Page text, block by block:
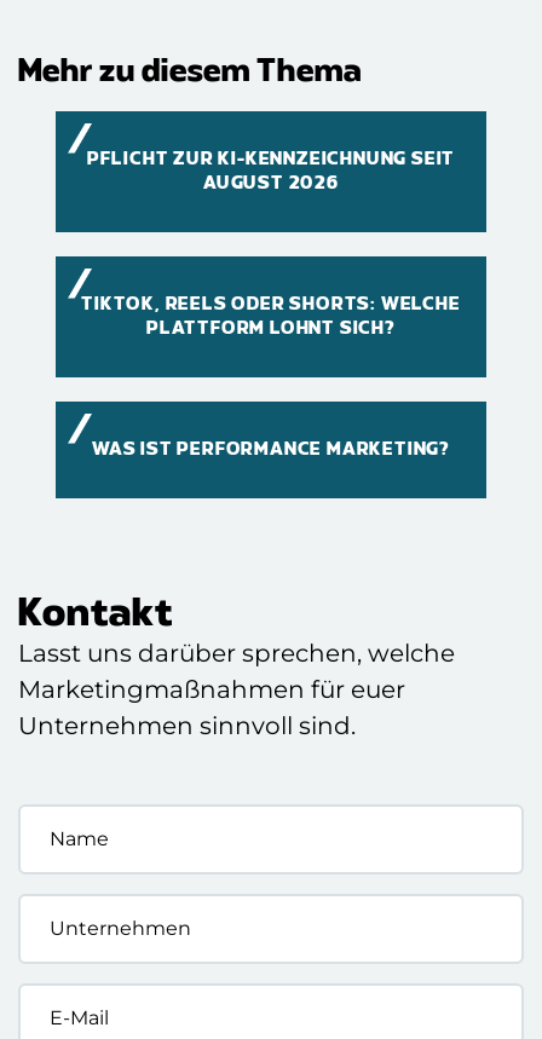
Mehr zu diesem Thema
PFLICHT ZUR KI-KENNZEICHNUNG SEIT
AUGUST 2026
TIKTOK, REELS ODER SHORTS: WELCHE
PLATTFORM LOHNT SICH?
WAS IST PERFORMANCE MARKETING?
Kontakt
Lasst uns darüber sprechen, welche
Marketingmaßnahmen für euer
Unternehmen sinnvoll sind.
Mail